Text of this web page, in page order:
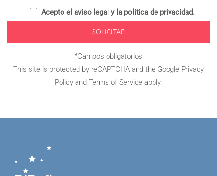
Acepto el aviso legal y la política de privacidad.
*Campos obligatorios
This site is protected by reCAPTCHA and the Google Privacy
Policy and Terms of Service apply.